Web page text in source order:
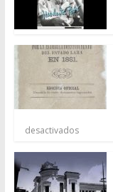
desactivados